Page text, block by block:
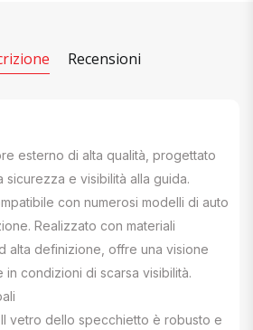
Recensioni
esterno di alta qualità, progettato
sicurezza e visibilità alla guida.
con numerosi modelli di auto
Realizzato con materiali
alta definizione, offre una visione
in condizioni di scarsa visibilità.
vetro dello specchietto è robusto e